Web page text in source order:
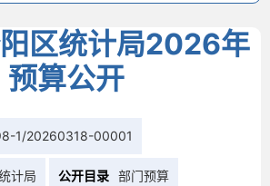
区统计局2026年
预算公开
1/20260318-00001
计局 公开目录 部门预算